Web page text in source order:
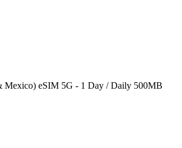
Mexico) eSIM 5G - 1 Day / Daily 500MB